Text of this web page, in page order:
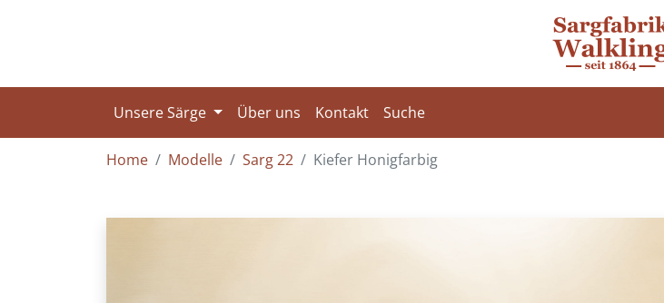
Unsere Särge Über uns Kontakt Suche
Home Modelle Sarg 22 Kiefer Honigfarbig